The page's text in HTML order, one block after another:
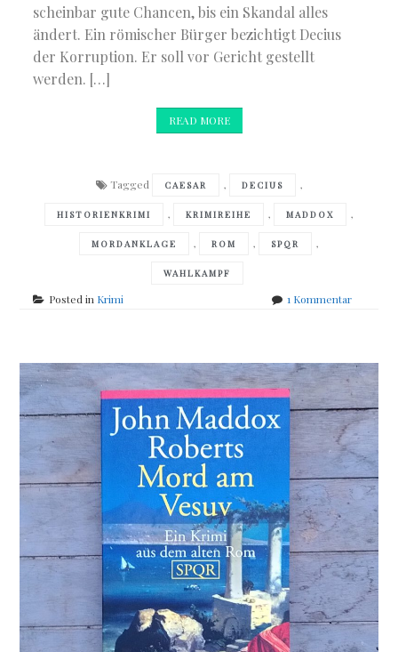
scheinbar gute Chancen, bis ein Skandal alles
ändert. Ein römischer Bürger bezichtigt Decius
der Korruption. Er soll vor Gericht gestellt
werden. […]
READ MORE
Tagged CAESAR , DECIUS ,
HISTORIENKRIMI , KRIMIREIHE , MADDOX ,
MORDANKLAGE , ROM , SPQR ,
WAHLKAMPF
Posted in Krimi 1 Kommentarzu
–
Im
Namen
Caesars